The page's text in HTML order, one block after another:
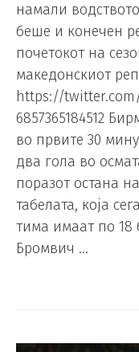
намали
беше и конечен
почетокот на
македонскиот
https://twitter.com/
6857365184512
во првите 30
два гола во
поразот остана
табелата, која
тима имаат по 18
Бромвич …